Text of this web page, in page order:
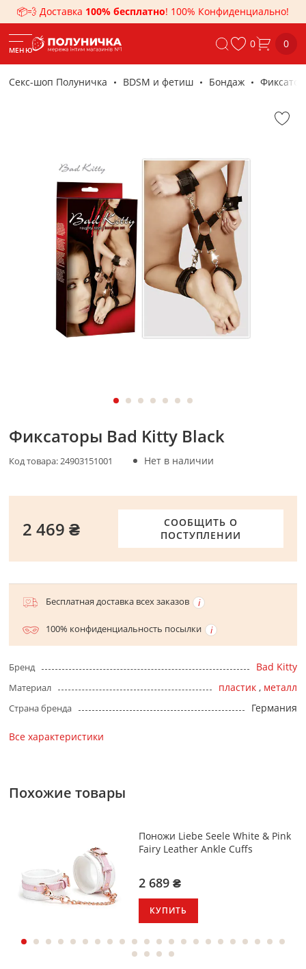
📦💨 Доставка 100% бесплатно! 100% Конфиденциально!
МЕНЮ 0 0
Секс-шоп Полуничка BDSM и фетиш Бондаж
Фиксаторы Bad Kitty Black
Код товара:24903151001 Нет в наличии
СООБЩИТЬ О
ПОСТУПЛЕНИИ
2 469 ₴
Бесплатная доставка всех заказов
100% конфиденциальность посылки
Бренд Bad Kitty
Материал пластик , металл
Страна бренда Германия
Все характеристики
Похожие товары
Поножи Liebe Seele White & Pink
Fairy Leather Ankle Cuffs
2 689 ₴
КУПИТЬ